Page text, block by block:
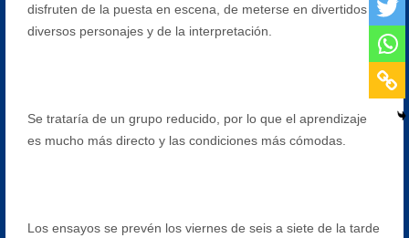
disfruten de la puesta en escena, de meterse en divertidos y
diversos personajes y de la interpretación.
Se trataría de un grupo reducido, por lo que el aprendizaje
es mucho más directo y las condiciones más cómodas.
Los ensayos se prevén los viernes de seis a siete de la tarde